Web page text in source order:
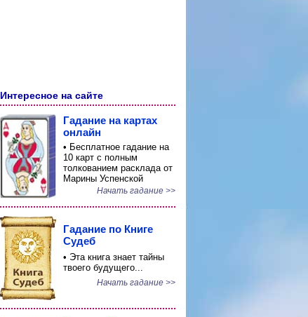
Интересное на сайте
Гадание на картах
онлайн
• Бесплатное гадание на
10 карт с полным
толкованием расклада от
Марины Успенской
Начать гадание >>
Гадание по Книге
Судеб
• Эта книга знает тайны
твоего будущего...
Начать гадание >>